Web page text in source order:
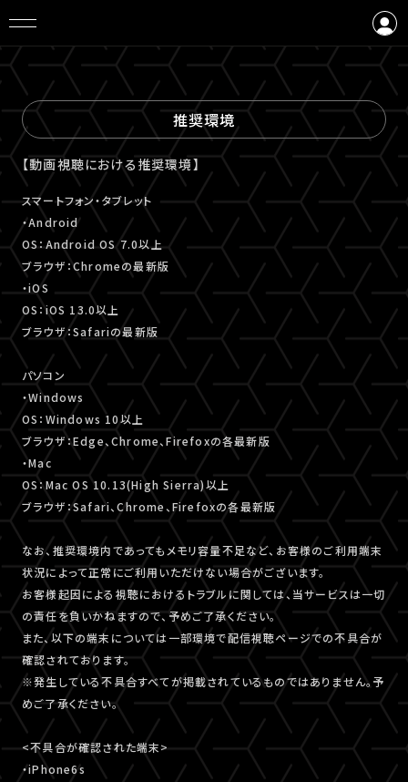
会員登録
推奨環境
【動画視聴における推奨環境】
スマートフォン・タブレット
・Android
OS：Android OS 7.0以上
ブラウザ：Chromeの最新版
・iOS
OS：iOS 13.0以上
ブラウザ：Safariの最新版
パソコン
・Windows
OS：Windows 10以上
ブラウザ：Edge、Chrome、Firefoxの各最新版
・Mac
OS：Mac OS 10.13(High Sierra)以上
ブラウザ：Safari、Chrome、Firefoxの各最新版
なお、推奨環境内であってもメモリ容量不足など、お客様のご利用端末
状況によって正常にご利用いただけない場合がございます。
お客様起因による視聴におけるトラブルに関しては、当サービスは一切
の責任を負いかねますので、予めご了承ください。
また、以下の端末については一部環境で配信視聴ページでの不具合が
確認されております。
※発生している不具合すべてが掲載されているものではありません。予
めご了承ください。
<不具合が確認された端末>
・iPhone6s